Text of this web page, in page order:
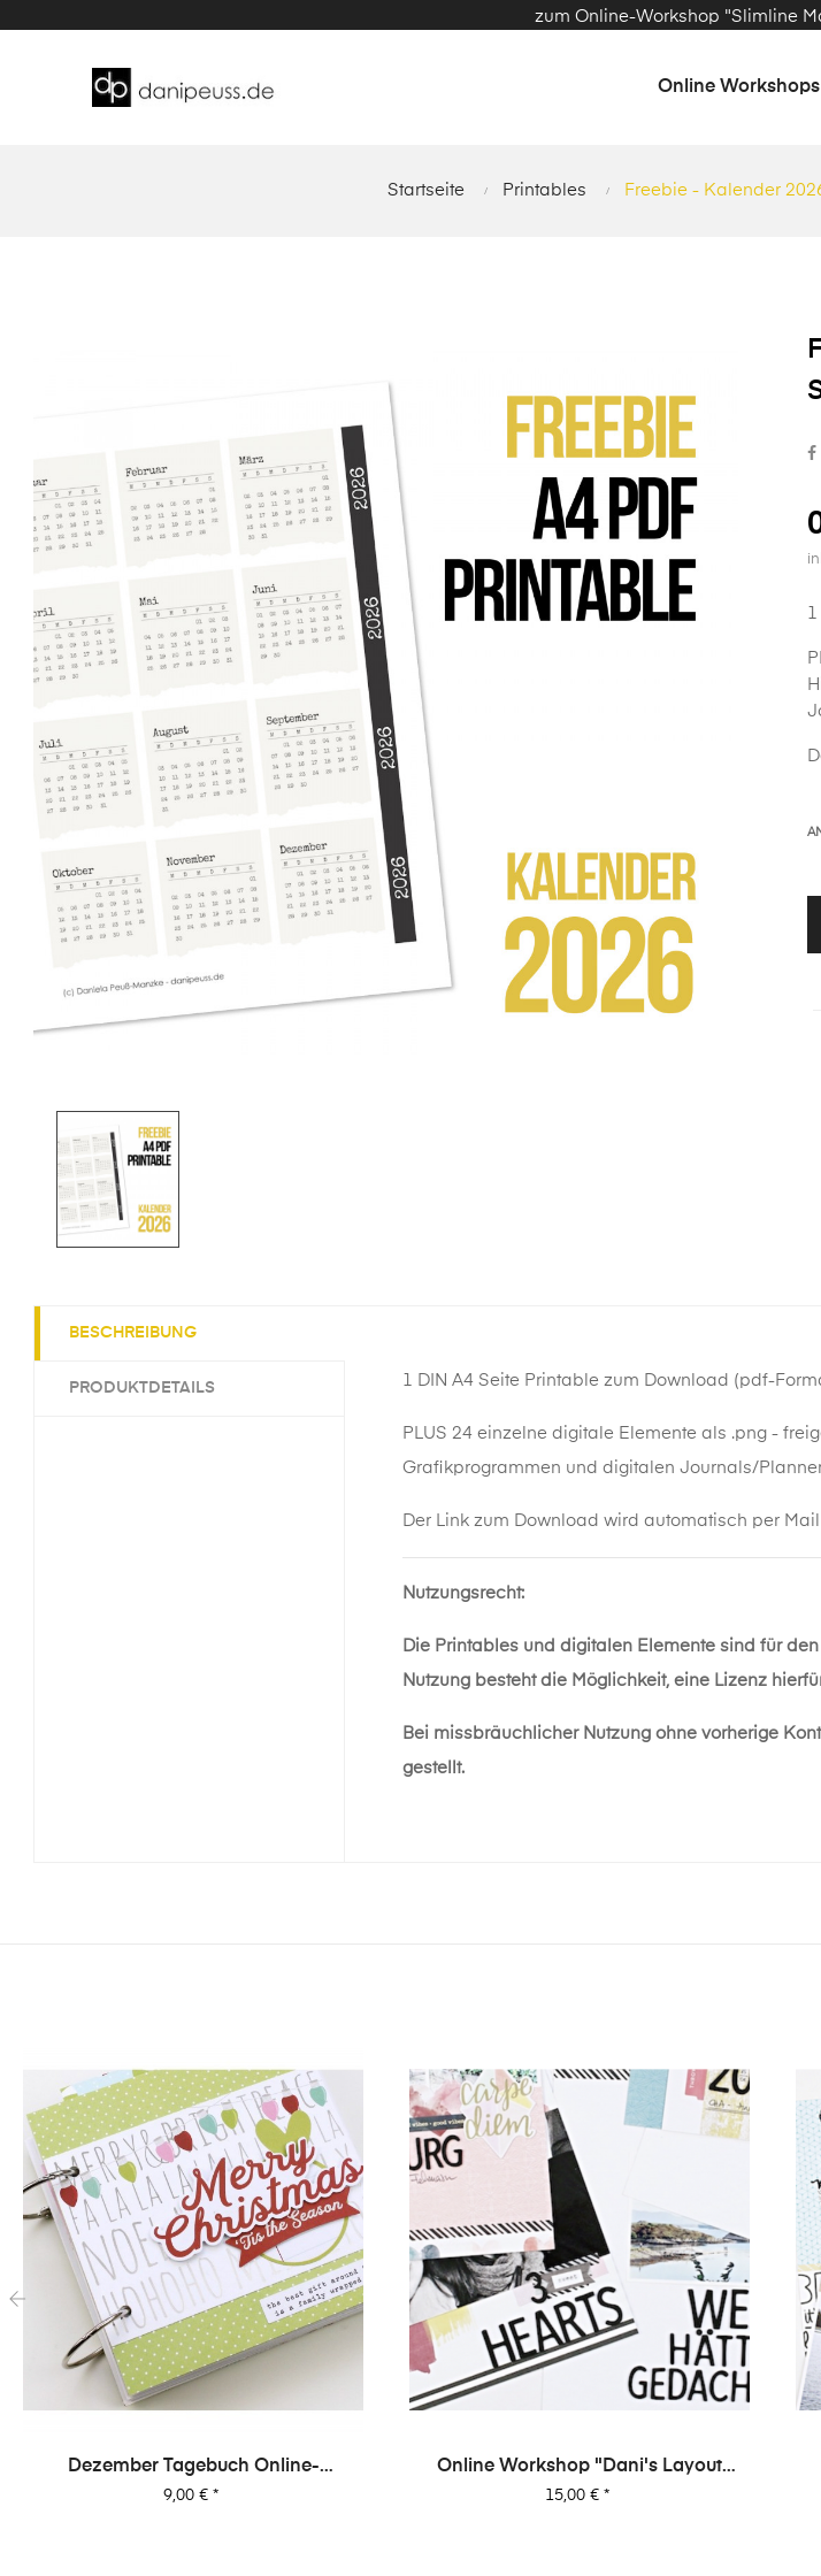
zum Online-Workshop "Slimline
Online Workshops
Startseite Printables Freebie - Kalender
BESCHREIBUNG
PRODUKTDETAILS 1 DIN A4 Seite Printable zum Download (pdf-
PLUS 24 einzelne digitale Elemente als .png -
Grafikprogrammen und digitalen Journals/
Der Link zum Download wird automatisch per
Nutzungsrecht:
Die Printables und digitalen Elemente sind für
Nutzung besteht die Möglichkeit, eine Lizenz
Bei missbräuchlicher Nutzung ohne vorherige
gestellt.
Dezember Tagebuch Online-
Workshop Von Dani
Preis
9,00 €*
Online Workshop "Dani's Layout
Sixpack" Vol. 2
Preis
15,00 €*